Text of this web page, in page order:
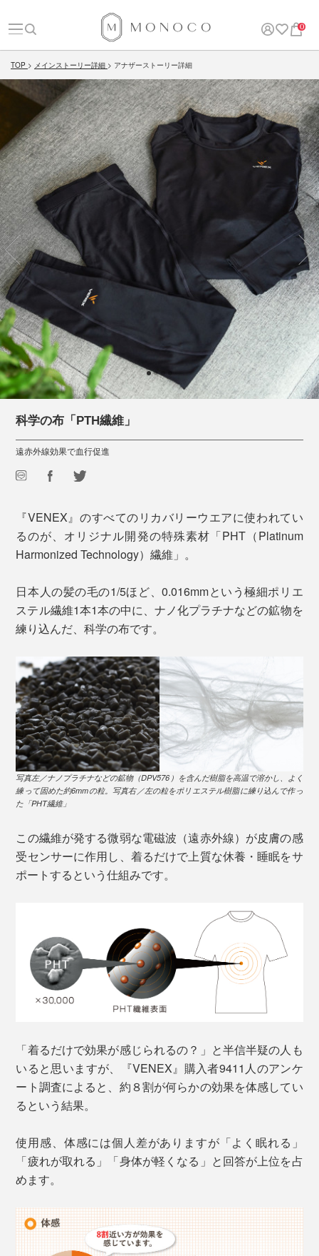
0
TOP メインストーリー詳細 アナザーストーリー詳細
科学の布「PTH繊維」
遠赤外線効果で血行促進
『VENEX』のすべてのリカバリーウエアに使われてい
るのが、オリジナル開発の特殊素材「PHT（Platinum
Harmonized Technology）繊維」。
日本人の髪の毛の1/5ほど、0.016mmという極細ポリエ
ステル繊維1本1本の中に、ナノ化プラチナなどの鉱物を
練り込んだ、科学の布です。
写真左／ナノプラチナなどの鉱物（DPV576）を含んだ樹脂を高温で溶かし、よく
練って固めた約6mmの粒。写真右／左の粒をポリエステル樹脂に練り込んで作っ
た「PHT繊維」
この繊維が発する微弱な電磁波（遠赤外線）が皮膚の感
受センサーに作用し、着るだけで上質な休養・睡眠をサ
ポートするという仕組みです。
「着るだけで効果が感じられるの？」と半信半疑の人も
いると思いますが、『VENEX』購入者9411人のアンケ
ート調査によると、約８割が何らかの効果を体感してい
るという結果。
使用感、体感には個人差がありますが「よく眠れる」
「疲れが取れる」「身体が軽くなる」と回答が上位を占
めます。